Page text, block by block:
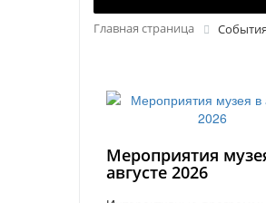
Главная страница События
Мероприятия
августе 2026